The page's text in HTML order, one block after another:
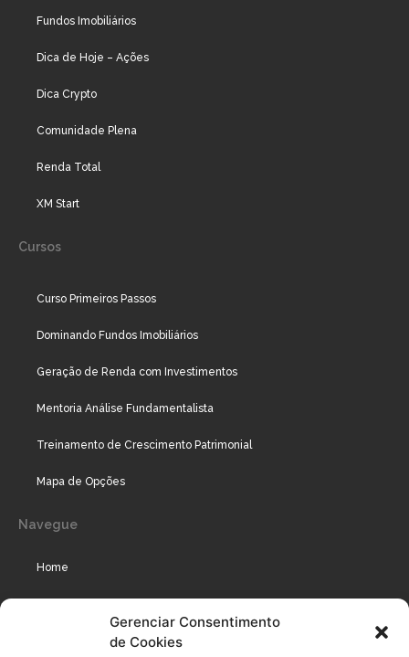
Gerenciar Consentimento
de Cookies
Fundos Imobiliários
Dica de Hoje – Ações
Dica Crypto
Comunidade Plena
Renda Total
XM Start
Cursos
Curso Primeiros Passos
Dominando Fundos Imobiliários
Geração de Renda com Investimentos
Mentoria Análise Fundamentalista
Treinamento de Crescimento Patrimonial
Mapa de Opções
Navegue
Home